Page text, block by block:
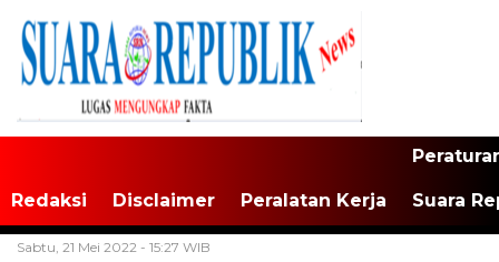
Redaksi Disclaimer Peralatan Kerja Suara
Sabtu, 21 Mei 2022 - 15:27 WIB